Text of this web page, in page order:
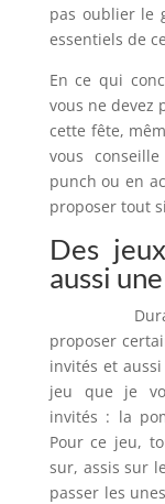
pas oublier le
essentiels de
En ce qui
vous ne devez
cette fête,
vous
punch ou en
proposer tout
Des
aussi
Durant
proposer
invités et
jeu que je
invités : la
Pour ce jeu,
sur, assis sur
passer les